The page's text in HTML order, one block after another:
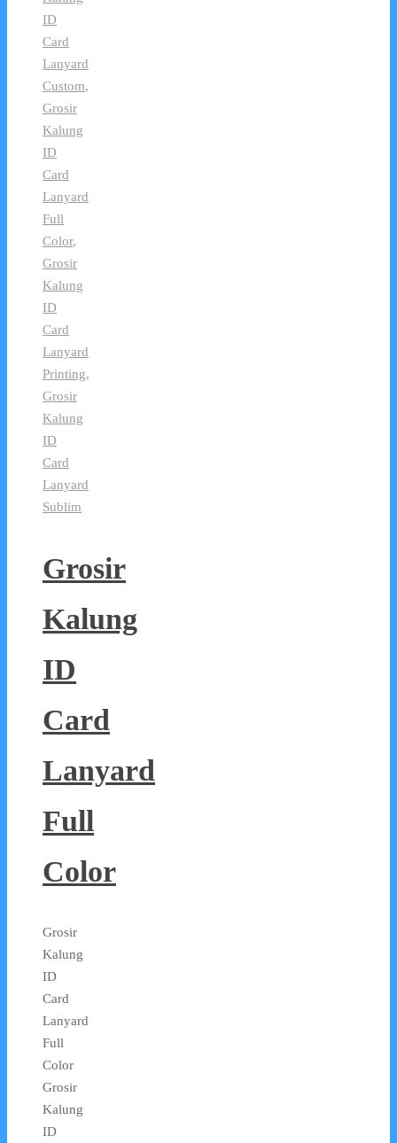
ID
Card
Lanyard
Custom,
Grosir
Kalung
ID
Card
Lanyard
Full
Color,
Grosir
Kalung
ID
Card
Lanyard
Printing,
Grosir
Kalung
ID
Card
Lanyard
Sublim
Grosir
Kalung
ID
Card
Lanyard
Full
Color
Grosir
Kalung
ID
Card
Lanyard
Full
Color
Grosir
Kalung
ID